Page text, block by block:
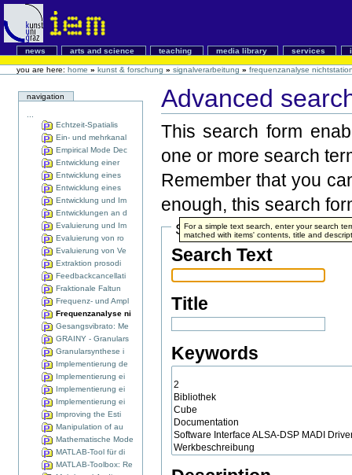
news arts and science teaching media library services
you are here: home » kunst & forschung » signalverarbeitung » frequenzanalyse
navigation
Echtzeit-Spatialis
Ein- und mehrkanal
Empirical Mode Dec
Entwicklung einer
Entwicklung eines
Entwicklung eines
Entwicklung und Im
Entwicklungen an d
Evaluierung und Im
Evaluierung von ro
Evaluierung von Ve
Extraktion prosodi
Feedbackcancellati
Fraktionale Faltun
Frequenz- und Ampl
Frequenzanalyse ni
Gesangsvibrato: Me
GRAINY - Granulars
Granularsynthese i
Implementierung de
Implementierung ei
Implementierung ei
Implementierung ei
Improving the Esti
Manipulation of au
Mathematische Mode
MATLAB-Tool für di
MATLAB-Toolbox: Re
Advanced
This search form
one or more search
Remember that you
enough, this search
Search Terms
Search Text
For a simple text search, enter your search
matched with items' contents, title and
Title
Keywords